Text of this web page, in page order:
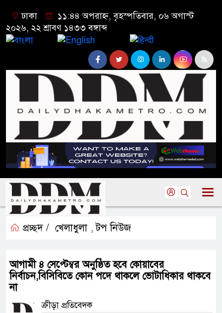
ঢাকা
১১:৪৪ অপরাহ্ন, বৃহস্পতিবার, ০৬ অগাস্ট
২০২৬, ২২ শ্রাবণ ১৪৩৩ বঙ্গাব্দ
প্রচ্ছদ / খেলাধুলা ,টপ নিউজ
আগামী ৪ সেপ্টেম্বর অনুষ্ঠিত হবে কোয়াবের
নির্বাচন,বিসিবিতে কোন পদে থাকলে ভোটাধিকার থাকবে
না
ক্রীড়া প্রতিবেদক